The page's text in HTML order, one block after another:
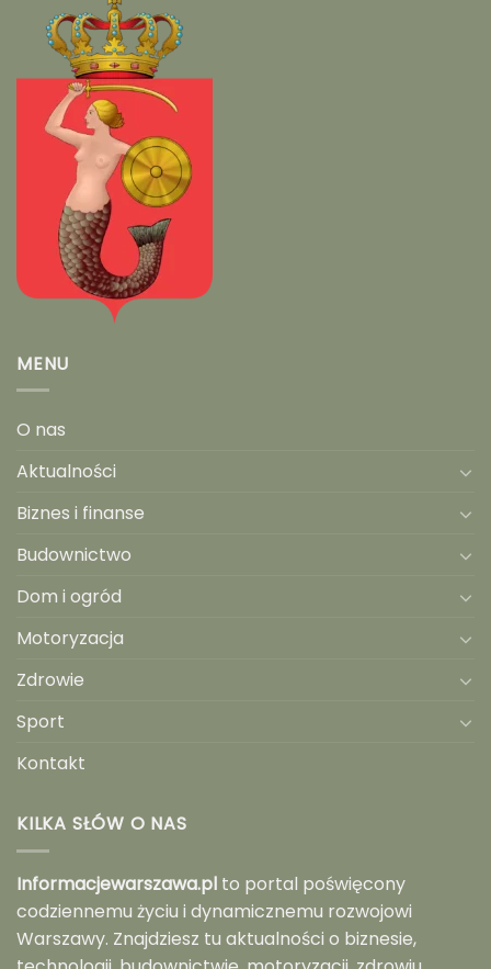
MENU
O nas
Aktualności
Biznes i finanse
Budownictwo
Dom i ogród
Motoryzacja
Zdrowie
Sport
Kontakt
KILKA SŁÓW O NAS
Informacjewarszawa.pl to portal poświęcony
codziennemu życiu i dynamicznemu rozwojowi
Warszawy. Znajdziesz tu aktualności o biznesie,